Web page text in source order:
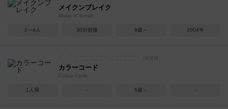
メイクンブレイク
Make 'n' Break
2～4人 30分前後 8歳～ 2004年
カラーコード
Colour Code
1人用 － 5歳～ －